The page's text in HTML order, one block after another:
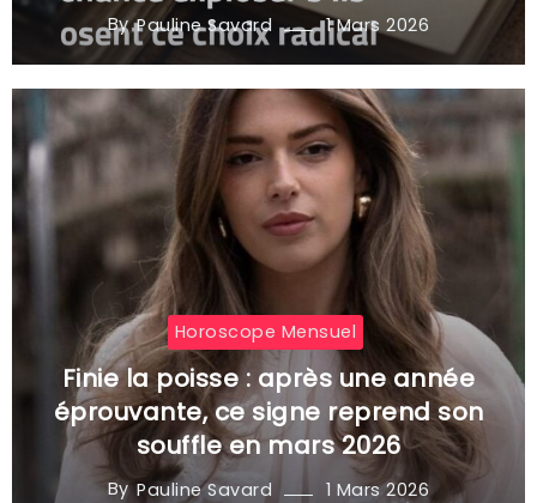
By Pauline Savard 1 Mars 2026
Horoscope Mensuel
Finie la poisse : après une année
éprouvante, ce signe reprend son
souffle en mars 2026
By Pauline Savard 1 Mars 2026